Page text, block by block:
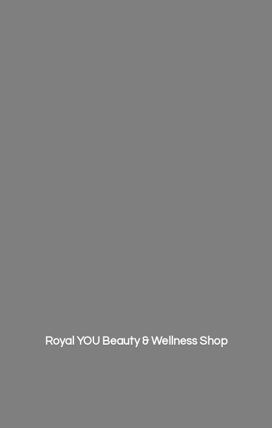
Royal YOU Beauty &Wellness Shop